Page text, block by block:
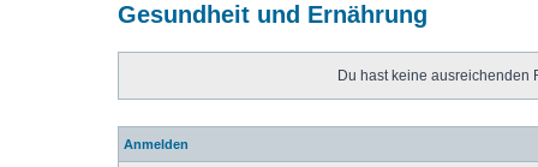
Gesundheit und Ernährung
Du hast keine ausreichenden
Anmelden